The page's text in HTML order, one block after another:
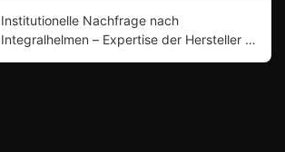
Institutionelle Nachfrage nach
Integralhelmen – Expertise der Hersteller in